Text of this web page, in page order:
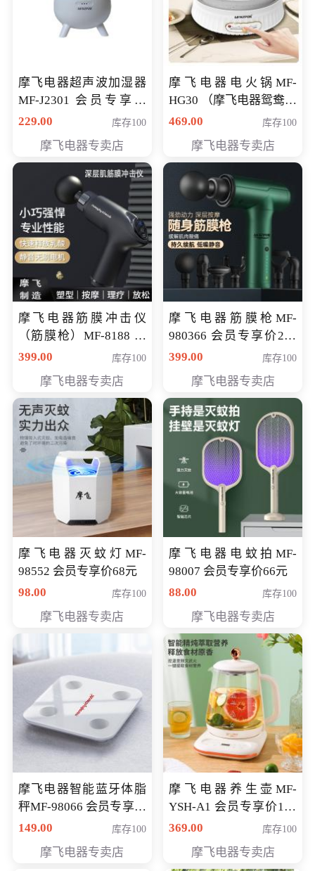
摩飞电器超声波加湿器
MF-J2301 会员专享价
168元
229.00 库存100
摩飞电器专卖店
摩飞电器电火锅MF-
HG30 （摩飞电器鸳鸯锅
MF-HG30 ） 会员专享价
469.00 库存100
摩飞电器专卖店
摩飞电器筋膜冲击仪
（筋膜枪）MF-8188 会
员专享价268元
399.00 库存100
摩飞电器专卖店
摩飞电器筋膜枪MF-
980366 会员专享价299
元
399.00 库存100
摩飞电器专卖店
摩飞电器灭蚊灯MF-
98552 会员专享价68元
98.00
库存100
摩飞电器专卖店
摩飞电器电蚊拍MF-
98007 会员专享价66元
88.00
库存100
摩飞电器专卖店
摩飞电器智能蓝牙体脂
秤MF-98066 会员专享价
98元
149.00 库存100
摩飞电器专卖店
摩飞电器养生壶MF-
YSH-A1 会员专享价198
元
369.00 库存100
摩飞电器专卖店